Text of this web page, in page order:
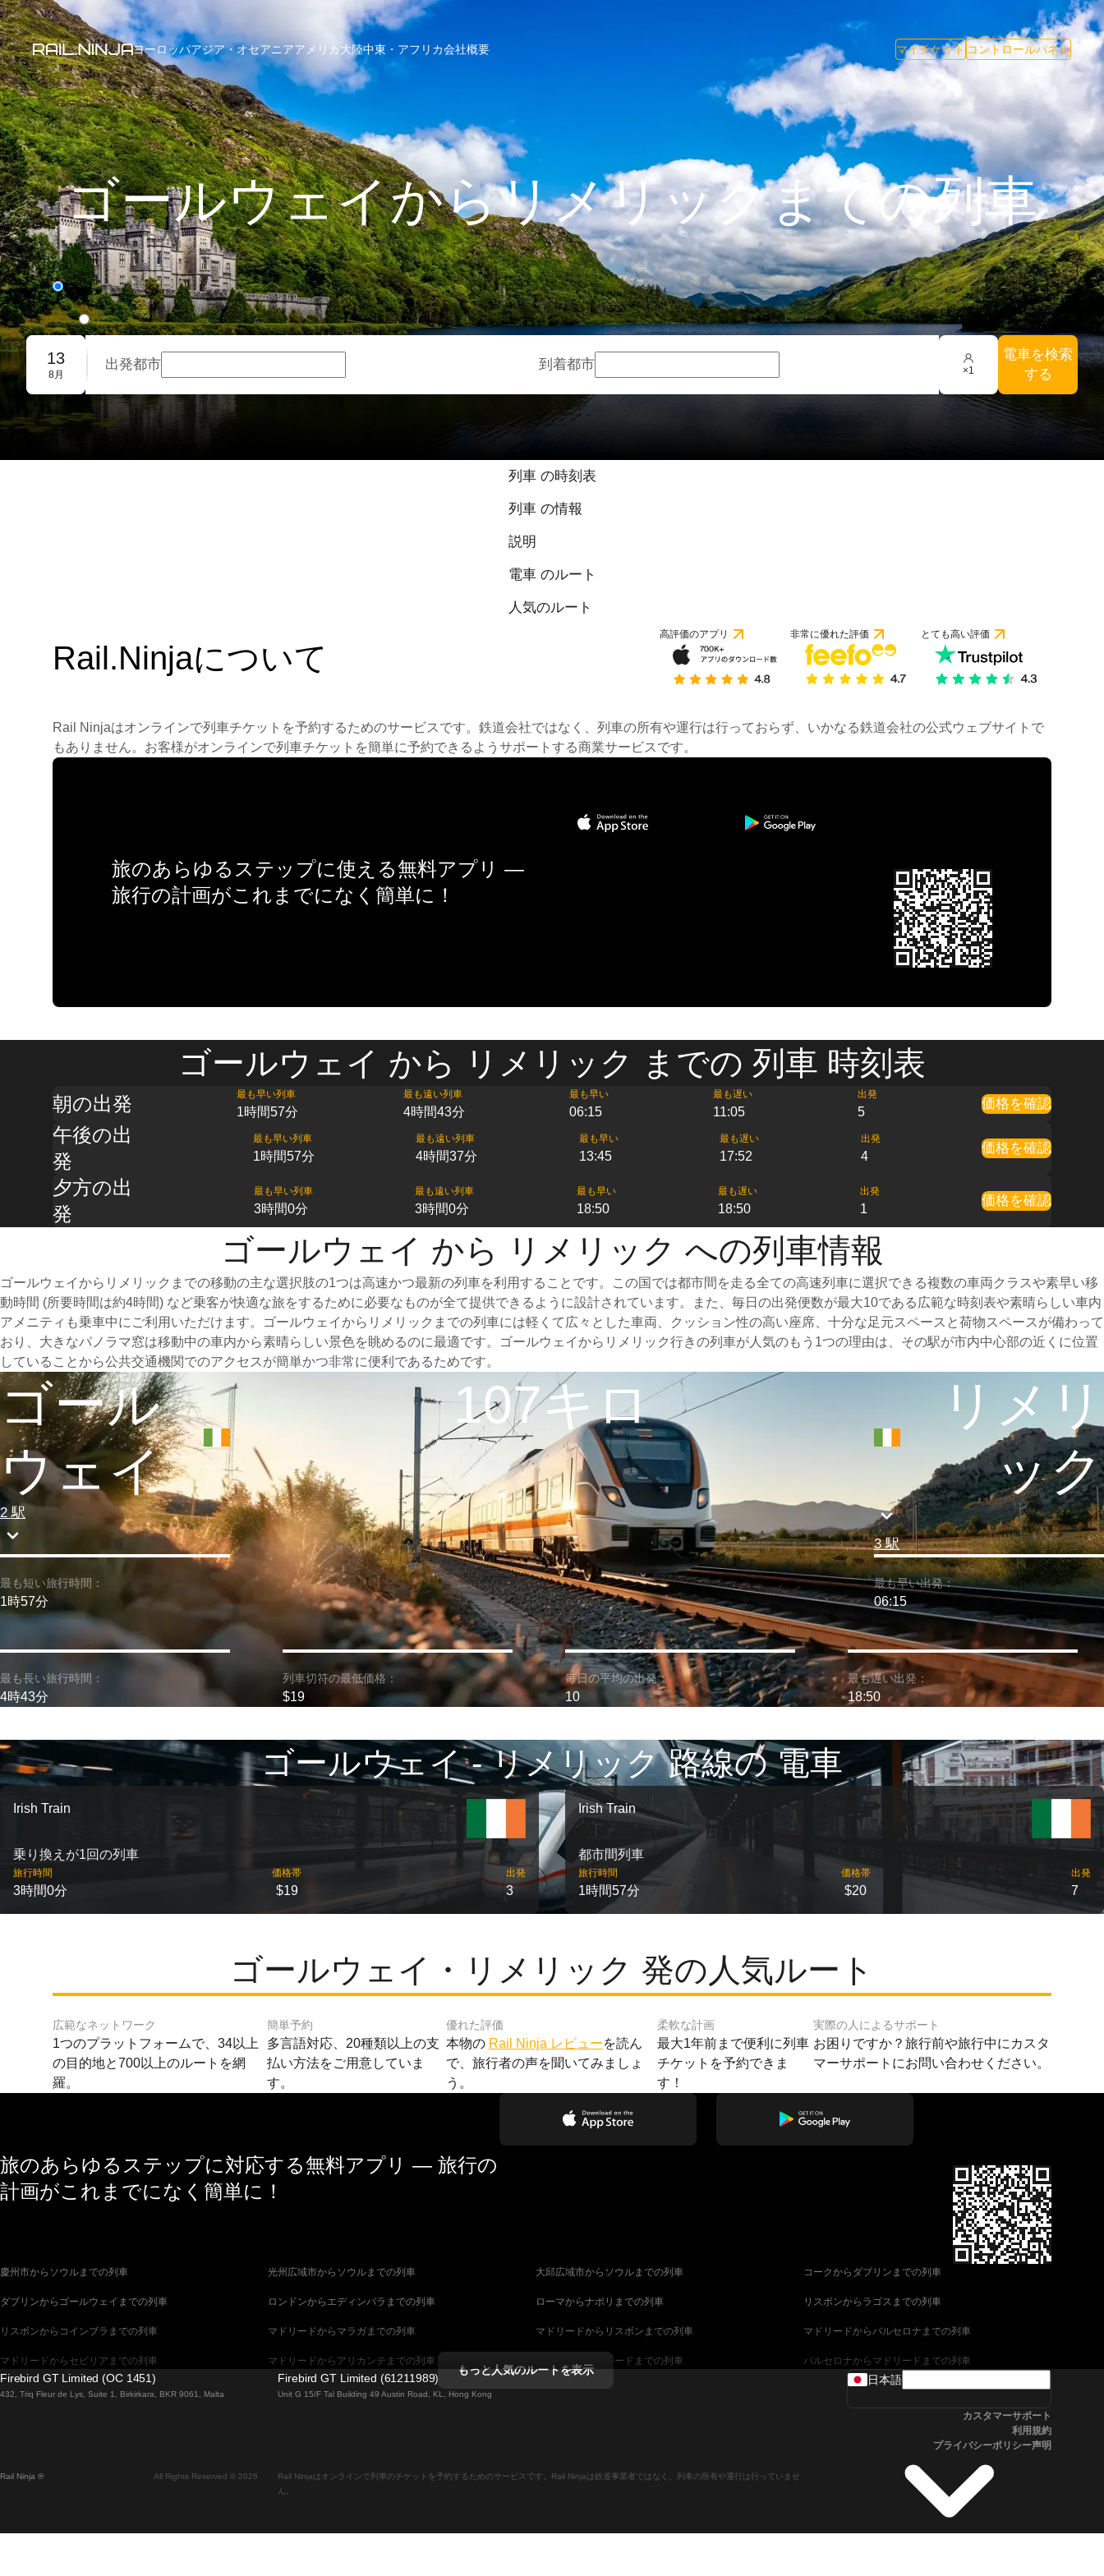
ヨーロッパアジア・オセアニアアメリカ大陸中東・アフリカ会社概要 マイチケット コントロールパネル
ゴールウェイからリメリックまでの列車
片道
往復旅行
団体予約
13
8月
出発都市 到着都市 ×1
電車を検索
する
列車 の時刻表
列車 の情報
説明
電車 のルート
人気のルート
Rail.Ninjaについて
高評価のアプリ 非常に優れた評価 とても高い評価
Rail Ninjaはオンラインで列車チケットを予約するためのサービスです。鉄道会社ではなく、列車の所有や運行は行っておらず、いかなる鉄道会社の公式ウェブサイトで
もありません。お客様がオンラインで列車チケットを簡単に予約できるようサポートする商業サービスです。
旅のあらゆるステップに使える無料アプリ —
旅行の計画がこれまでになく簡単に！
ゴールウェイ から リメリック までの 列車 時刻表
朝の出発 最も早い列車
1時間57分
最も遠い列車
4時間43分
最も早い
06:15
最も遅い
11:05
出発
5
価格を確認
午後の出
発
最も早い列車
1時間57分
最も遠い列車
4時間37分
最も早い
13:45
最も遅い
17:52
出発
4
価格を確認
夕方の出
発
最も早い列車
3時間0分
最も遠い列車
3時間0分
最も早い
18:50
最も遅い
18:50
出発
1
価格を確認
ゴールウェイ から リメリック への列車情報
ゴールウェイからリメリックまでの移動の主な選択肢の1つは高速かつ最新の列車を利用することです。この国では都市間を走る全ての高速列車に選択できる複数の車両クラスや素早い移
動時間 (所要時間は約4時間) など乗客が快適な旅をするために必要なものが全て提供できるように設計されています。また、毎日の出発便数が最大10である広範な時刻表や素晴らしい車内
アメニティも乗車中にご利用いただけます。ゴールウェイからリメリックまでの列車には軽くて広々とした車両、クッション性の高い座席、十分な足元スペースと荷物スペースが備わって
おり、大きなパノラマ窓は移動中の車内から素晴らしい景色を眺めるのに最適です。ゴールウェイからリメリック行きの列車が人気のもう1つの理由は、その駅が市内中心部の近くに位置
していることから公共交通機関でのアクセスが簡単かつ非常に便利であるためです。
ゴール
ウェイ
2 駅
107キロ
リメリ
ック
3 駅
最も短い旅行時間：
1時57分
最も早い出発：
06:15
最も長い旅行時間：
4時43分
列車切符の最低価格：
$19
毎日の平均の出発：
10
最も遅い出発：
18:50
ゴールウェイ - リメリック 路線の 電車
Irish Train
乗り換えが1回の列車
旅行時間
3時間0分
価格帯
$19
出発
3
Irish Train
都市間列車
旅行時間
1時間57分
価格帯
$20
出発
7
ゴールウェイ・リメリック 発の人気ルート
広範なネットワーク
1つのプラットフォームで、34以上
の目的地と700以上のルートを網
羅。
簡単予約
多言語対応、20種類以上の支
払い方法をご用意していま
す。
優れた評価
本物の Rail Ninja レビューを読ん
で、旅行者の声を聞いてみましょ
う。
柔軟な計画
最大1年前まで便利に列車
チケットを予約できま
す！
実際の人によるサポート
お困りですか？旅行前や旅行中にカスタ
マーサポートにお問い合わせください。
旅のあらゆるステップに対応する無料アプリ — 旅行の
計画がこれまでになく簡単に！
慶州市からソウルまでの列車 光州広域市からソウルまでの列車 大邱広域市からソウルまでの列車 コークからダブリンまでの列車
ダブリンからゴールウェイまでの列車 ロンドンからエディンバラまでの列車 ローマからナポリまでの列車 リスボンからラゴスまでの列車
リスボンからコインブラまでの列車 マドリードからマラガまでの列車 マドリードからリスボンまでの列車 マドリードからバルセロナまでの列車
マドリードからセビリアまでの列車 マドリードからアリカンテまでの列車 マラガからマドリードまでの列車 バルセロナからマドリードまでの列車
バルセロナからセビリアまでの列車 バルセロナからマラガまでの列車 ヴェネツィアからローマまでの列車
ウィーンからザルツブルクまでの列車
アリカンテからマドリードまでの列車
エディンバラからロンドンまでの列車 ザルツブルクからウィーンまでの列車 キャンベラからシドニーまでの列車 フィレンツェからヴェネツィアまでの列車
ローマからフィレンツェまでの列車
もっと人気のルートを表示
Firebird GT Limited (OC 1451)
432, Triq Fleur de Lys, Suite 1, Birkirkara, BKR 9061, Malta
Firebird GT Limited (61211989)
Unit G 15/F Tal Building 49 Austin Road, KL, Hong Kong
Rail Ninja ® All Rights Reserved © 2026
Rail Ninjaはオンラインで列車のチケットを予約するためのサービスです。Rail Ninjaは鉄道事業者ではなく、列車の所有や運行は行っていませ
ん。
日本語
カスタマーサポート
利用規約
プライバシーポリシー声明